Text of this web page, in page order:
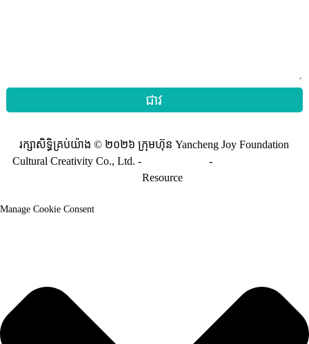
ជាវ
រក្សាសិទ្ធិគ្រប់យ៉ាង © ២០២៦ ក្រុមហ៊ុន Yancheng Joy Foundation
Cultural Creativity Co., Ltd. -
-
Resource
Manage Cookie Consent